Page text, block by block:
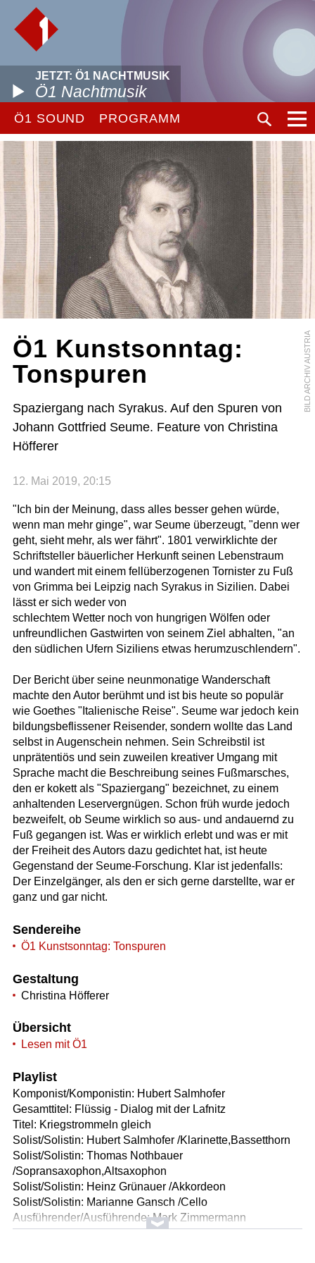
JETZT: Ö1 NACHTMUSIK
Ö1 Nachtmusik
Ö1 SOUND PROGRAMM
BILD ARCHIV AUSTRIA
Ö1 Kunstsonntag:
Tonspuren
Spaziergang nach Syrakus. Auf den Spuren von
Johann Gottfried Seume. Feature von Christina
Höfferer
12. Mai 2019, 20:15
"Ich bin der Meinung, dass alles besser gehen würde,
wenn man mehr ginge", war Seume überzeugt, "denn wer
geht, sieht mehr, als wer fährt". 1801 verwirklichte der
Schriftsteller bäuerlicher Herkunft seinen Lebenstraum
und wandert mit einem fellüberzogenen Tornister zu Fuß
von Grimma bei Leipzig nach Syrakus in Sizilien. Dabei
lässt er sich weder von
schlechtem Wetter noch von hungrigen Wölfen oder
unfreundlichen Gastwirten von seinem Ziel abhalten, "an
den südlichen Ufern Siziliens etwas herumzuschlendern".
Der Bericht über seine neunmonatige Wanderschaft
machte den Autor berühmt und ist bis heute so populär
wie Goethes "Italienische Reise". Seume war jedoch kein
bildungsbeflissener Reisender, sondern wollte das Land
selbst in Augenschein nehmen. Sein Schreibstil ist
unprätentiös und sein zuweilen kreativer Umgang mit
Sprache macht die Beschreibung seines Fußmarsches,
den er kokett als "Spaziergang" bezeichnet, zu einem
anhaltenden Leservergnügen. Schon früh wurde jedoch
bezweifelt, ob Seume wirklich so aus- und andauernd zu
Fuß gegangen ist. Was er wirklich erlebt und was er mit
der Freiheit des Autors dazu gedichtet hat, ist heute
Gegenstand der Seume-Forschung. Klar ist jedenfalls:
Der Einzelgänger, als den er sich gerne darstellte, war er
ganz und gar nicht.
Sendereihe
Ö1 Kunstsonntag: Tonspuren
Gestaltung
Christina Höfferer
Übersicht
Lesen mit Ö1
Playlist
Komponist/Komponistin: Hubert Salmhofer
Gesamttitel: Flüssig - Dialog mit der Lafnitz
Titel: Kriegstrommeln gleich
Solist/Solistin: Hubert Salmhofer /Klarinette,Bassetthorn
Solist/Solistin: Thomas Nothbauer
/Sopransaxophon,Altsaxophon
Solist/Solistin: Heinz Grünauer /Akkordeon
Solist/Solistin: Marianne Gansch /Cello
Ausführender/Ausführende: Mark Zimmermann
Ausführender/Ausführende: Gerald Holler /Originalton der